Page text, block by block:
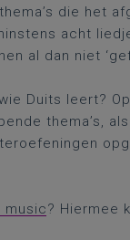
die het
acht
al dan niet
Duits leert?
thema’s,
music? Hiermee